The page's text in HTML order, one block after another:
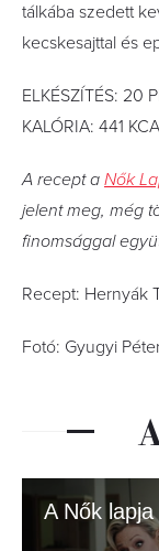
tálkába szedett
kecskesajttal és
ELKÉSZÍTÉS: 20
KALÓRIA: 441
A recept a Nők
jelent meg, még
finomsággal
Recept: Hernyák
Fotó: Gyugyi